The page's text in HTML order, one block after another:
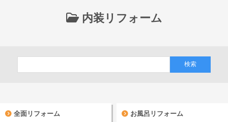
内装リフォーム
全面リフォーム お風呂リフォーム